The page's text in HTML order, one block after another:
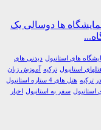
ها دوسالی یک
استانبول دیدنی های
ترکیه
آموزش زبان
هتل های 4 ستاره استانبول
سفر به استانبول اخبار